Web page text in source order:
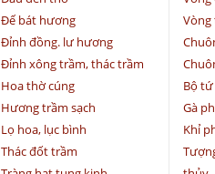
Đế bát hương
Đỉnh đồng. lư hương
Đỉnh xông trầm, thác trầm
Hoa thờ cúng
Hương trầm sạch
Lọ hoa, lục bình
Thác đốt trầm
Bộ
Gà
Khỉ